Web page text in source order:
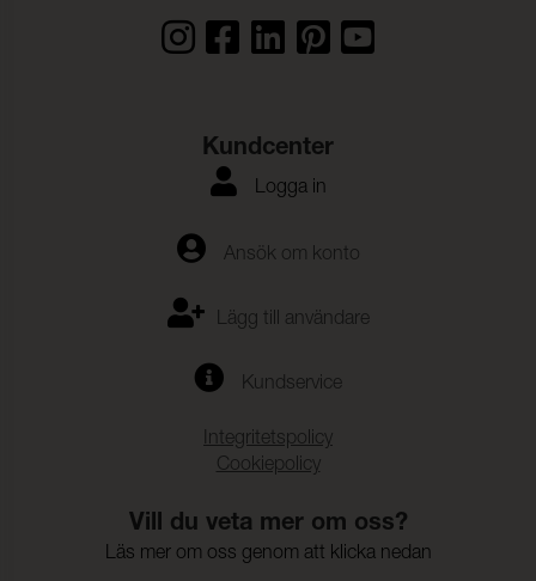
10 Weeks (ISO 1419)
Vidhäftning – Ytfinish
28,9 N/5cm (ISO 2411)
4-5 (ISO 11641)
87c54b34-79e8-470b-b432-
Kundcenter
Logga in
Ansök om konto
Lägg till användare
Kundservice
Integritetspolicy
Cookiepolicy
Vill du veta mer om oss?
Läs mer om oss genom att klicka nedan